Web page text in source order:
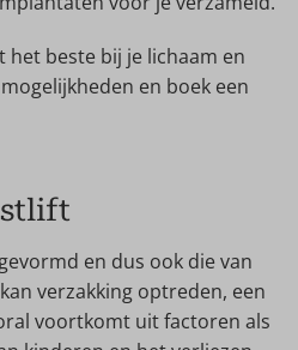
het beste bij je lichaam en
en boek een
en dus ook die van
verzakking optreden, een
voortkomt uit factoren als